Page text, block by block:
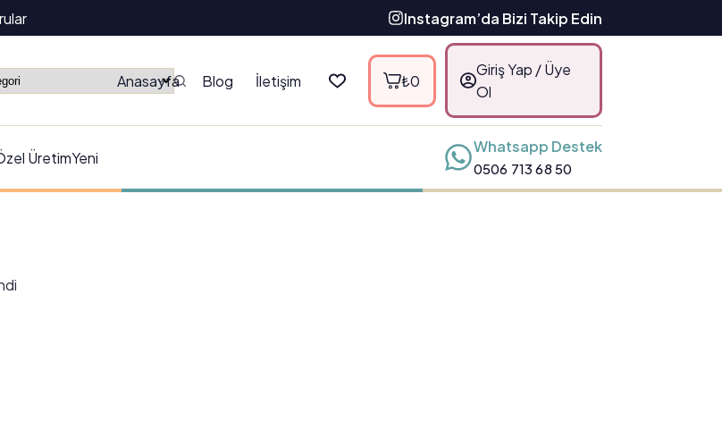
Instagram’da Bizi Takip Edin
Anasayfa Blog İletişim ₺0
Giriş Yap / Üye
Ol
ÜretimYeni
Whatsapp Destek
0506 713 68 50